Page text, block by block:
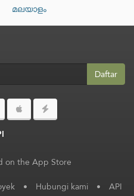
മലയാളം
Daftar
• Hubungi kami • API